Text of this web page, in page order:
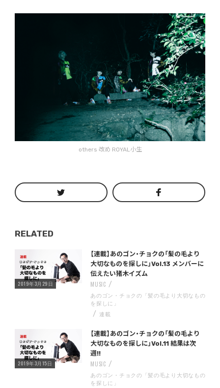
others 改め ROYAL小生
RELATED
【連載】あのゴン・チョクの「髪の毛より
大切なものを探しに」Vol.13 メンバーに
伝えたい猪木イズム
2019年3月29日
MUSIC
あのゴン・チョクの「髪の毛より大切なもの
を探しに」
連載
【連載】あのゴン・チョクの「髪の毛より
大切なものを探しに」Vol.11 結果は次
週!!
2019年3月15日
MUSIC
あのゴン・チョクの「髪の毛より大切なもの
を探しに」